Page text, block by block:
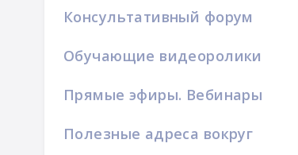
Консультативный форум
Обучающие видеоролики
Прямые эфиры. Вебинары
Полезные адреса вокруг